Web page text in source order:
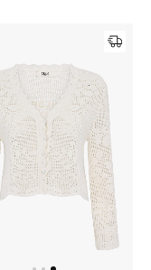
عطور الربيع
عرض جميع المنتجات
خصومات